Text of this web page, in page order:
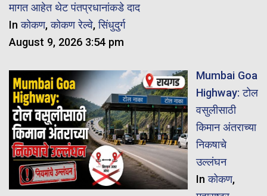
मागत आहेत थेट पंतप्रधानांकडे दाद
Inकोकण,कोकण रेल्वे,सिंधुदुर्ग
August 9, 2026 3:54 pm
Mumbai Goa
Highway: टोल
वसुलीसाठी
किमान अंतराच्या
निकषाचे
उल्लंघन
Inकोकण,